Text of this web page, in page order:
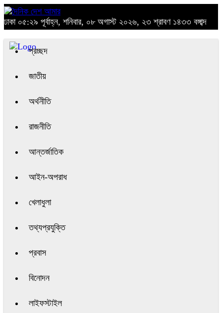
ঢাকা ০৫:২৯ পূর্বাহ্ন, শনিবার, ০৮ অগাস্ট ২০২৬, ২৩ শ্রাবণ ১৪৩৩ বঙ্গাব্দ
প্রচ্ছদ
জাতীয়
অর্থনীতি
রাজনীতি
আন্তর্জাতিক
আইন-অপরাধ
খেলাধুলা
তথ্যপ্রযুক্তি
প্রবাস
বিনোদন
লাইফস্টাইল